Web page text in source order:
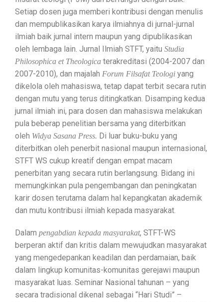
Setiap dosen juga memberi kontribusi dengan menulis
dan mempublikasikan karya ilmiahnya di jurnal-jurnal
ilmiah baik jurnal intern maupun yang dipublikasikan
oleh lembaga lain. Jurnal Ilmiah STFT, yaitu Studia
Philosophica et Theologica terakreditasi (2004-2007 dan
2007-2010), dan majalah Forum Filsafat Teologi yang
dikelola oleh mahasiswa, tetap dapat terbit secara rutin
dengan mutu yang terus ditingkatkan. Disamping kedua
jurnal ilmiah ini, para dosen dan mahasiswa melakukan
pula beberap penelitian bersama yang diterbitkan
oleh Widya Sasana Press. Di luar buku-buku yang
diterbitkan oleh penerbit nasional maupun internasional,
STFT WS cukup kreatif dengan empat macam
penerbitan yang secara rutin berlangsung. Bidang ini
memungkinkan pula pengembangan dan peningkatan
karir dosen terutama dalam hal kepangkatan akademik
dan mutu kontribusi ilmiah kepada masyarakat.
Dalam pengabdian kepada masyarakat, STFT-WS
berperan aktif dan kritis dalam mewujudkan masyarakat
yang mengedepankan keadilan dan perdamaian, baik
dalam lingkup komunitas-komunitas gerejawi maupun
masyarakat luas. Seminar Nasional tahunan – yang
secara tradisional dikenal sebagai “Hari Studi” –